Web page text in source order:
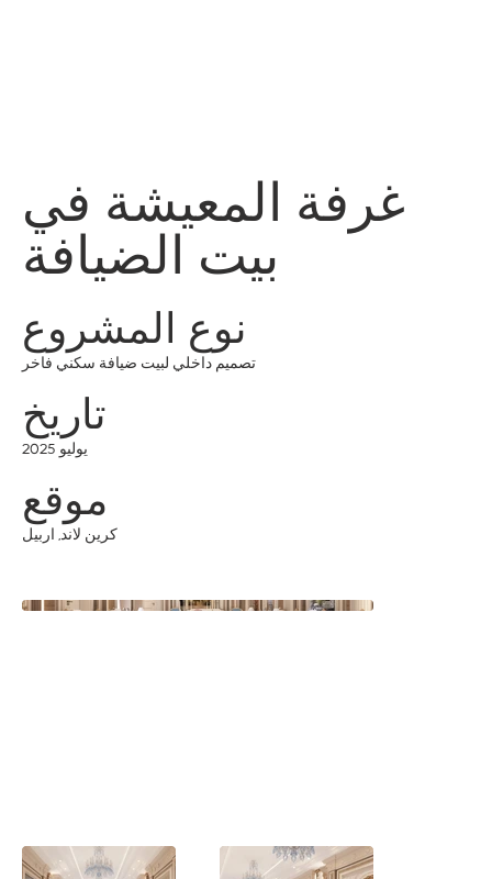
غرفة المعيشة في
بيت الضيافة
نوع المشروع
تصميم داخلي لبيت ضيافة سكني فاخر
تاريخ
يوليو 2025
موقع
كرين لاند, اربيل